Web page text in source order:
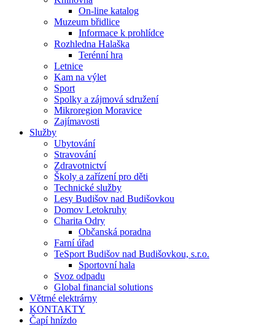
On-line katalog
Muzeum břidlice
Informace k prohlídce
Rozhledna Halaška
Terénní hra
Letnice
Kam na výlet
Sport
Spolky a zájmová sdružení
Mikroregion Moravice
Zajímavosti
Služby
Ubytování
Stravování
Zdravotnictví
Školy a zařízení pro děti
Technické služby
Lesy Budišov nad Budišovkou
Domov Letokruhy
Charita Odry
Občanská poradna
Farní úřad
TeSport Budišov nad Budišovkou, s.r.o.
Sportovní hala
Svoz odpadu
Global financial solutions
Větrné elektrárny
KONTAKTY
Čapí hnízdo